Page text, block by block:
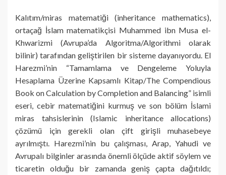
Kalıtım/miras matematiği (inheritance mathematics),
ortaçağ İslam matematikçisi Muhammed ibn Musa el-
Khwarizmi (Avrupa’da Algoritma/Algorithmi olarak
bilinir) tarafından geliştirilen bir sisteme dayanıyordu. El
Harezmi’nin “Tamamlama ve Dengeleme Yoluyla
Hesaplama Üzerine Kapsamlı Kitap/The Compendious
Book on Calculation by Completion and Balancing” isimli
eseri, cebir matematiğini kurmuş ve son bölüm İslami
miras tahsislerinin (Islamic inheritance allocations)
çözümü için gerekli olan çift girişli muhasebeye
ayrılmıştı. Harezmi’nin bu çalışması, Arap, Yahudi ve
Avrupalı bilginler arasında önemli ölçüde aktif söylem ve
ticaretin olduğu bir zamanda geniş çapta dağıtıldı;